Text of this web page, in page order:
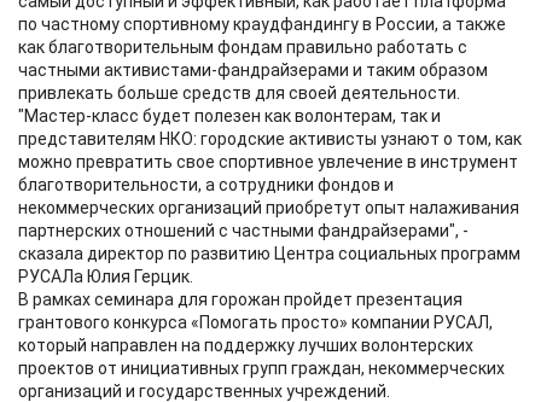
по частному спортивному краудфандингу в России, а также
как благотворительным фондам правильно работать с
частными активистами-фандрайзерами и таким образом
привлекать больше средств для своей деятельности.
"Мастер-класс будет полезен как волонтерам, так и
представителям НКО: городские активисты узнают о том, как
можно превратить свое спортивное увлечение в инструмент
благотворительности, а сотрудники фондов и
некоммерческих организаций приобретут опыт налаживания
партнерских отношений с частными фандрайзерами", -
сказала директор по развитию Центра социальных программ
РУСАЛа Юлия Герцик.
В рамках семинара для горожан пройдет презентация
грантового конкурса «Помогать просто» компании РУСАЛ,
который направлен на поддержку лучших волонтерских
проектов от инициативных групп граждан, некоммерческих
организаций и государственных учреждений.